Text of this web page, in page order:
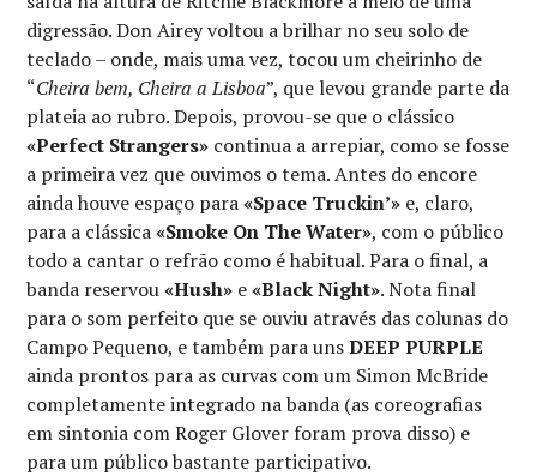
digressão. Don Airey voltou a brilhar no seu solo de
teclado – onde, mais uma vez, tocou um cheirinho de
“Cheira bem, Cheira a Lisboa”, que levou grande parte da
plateia ao rubro. Depois, provou-se que o clássico
«Perfect Strangers» continua a arrepiar, como se fosse
a primeira vez que ouvimos o tema. Antes do encore
ainda houve espaço para«Space Truckin’» e, claro,
para a clássica«Smoke On The Water», com o público
todo a cantar o refrão como é habitual. Para o final, a
banda reservou«Hush» e«Black Night». Nota final
para o som perfeito que se ouviu através das colunas do
Campo Pequeno, e também para unsDEEP PURPLE
ainda prontos para as curvas com um Simon McBride
completamente integrado na banda (as coreografias
em sintonia com Roger Glover foram prova disso) e
para um público bastante participativo.